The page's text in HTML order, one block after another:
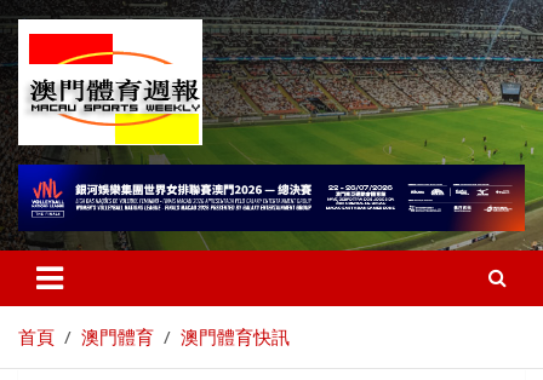
首頁 澳門體育 澳門體育快訊